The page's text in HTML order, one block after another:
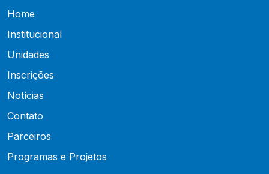
Home
Institucional
Unidades
Inscrições
Notícias
Contato
Parceiros
Programas e Projetos